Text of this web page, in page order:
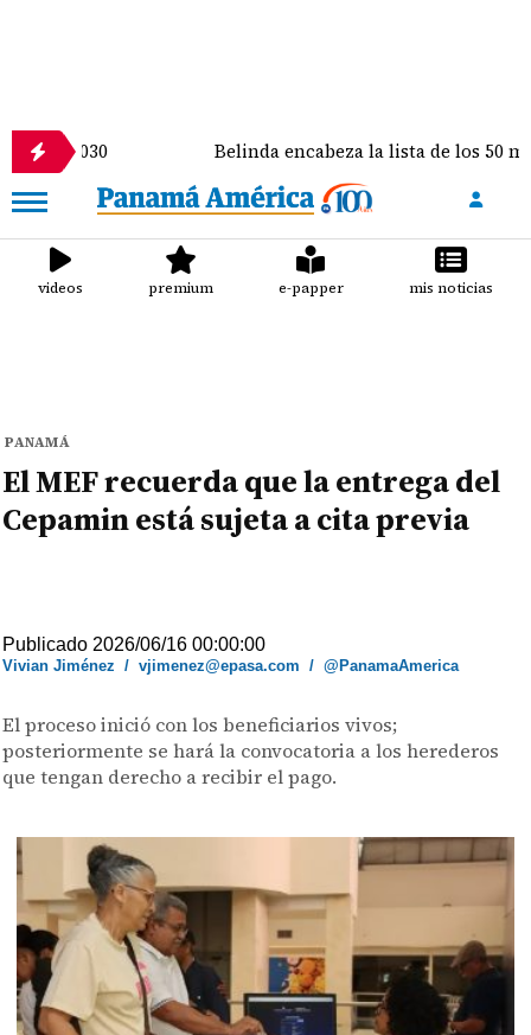
Belinda encabeza la lista de los 50 más bellos
videos premium e-papper mis noticias
PANAMÁ
El MEF recuerda que la entrega del
Cepamin está sujeta a cita previa
Publicado 2026/06/16 00:00:00
Vivian Jiménez /vjimenez@epasa.com /@PanamaAmerica
El proceso inició con los beneficiarios vivos;
posteriormente se hará la convocatoria a los herederos
que tengan derecho a recibir el pago.